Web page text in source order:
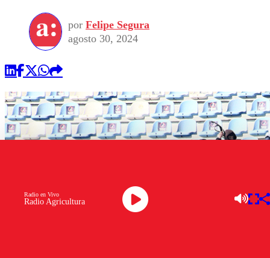
por Felipe Segura
agosto 30, 2024
Radio Agricultura
Radio en Vivo